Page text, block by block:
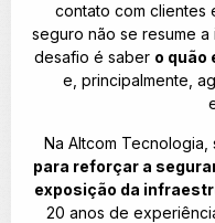
contato com clientes
seguro não se resume
desafio é saber o quão
e, principalmente,
Na Altcom Tecnologia,
para reforçar a
exposição da
20 anos de